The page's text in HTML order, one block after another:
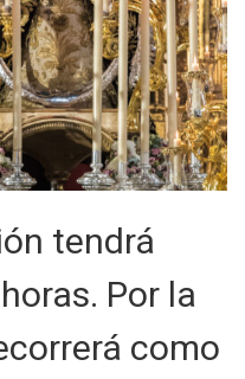
tendrá
Por la
como